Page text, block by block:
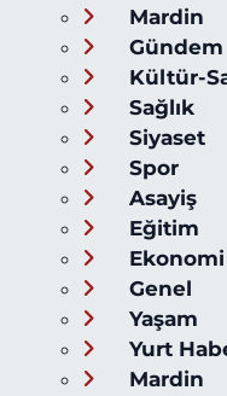
Mardin
Gündem
Kültür-
Sağlık
Siyaset
Spor
Asayiş
Eğitim
Ekonomi
Genel
Yaşam
Yurt
Mardin